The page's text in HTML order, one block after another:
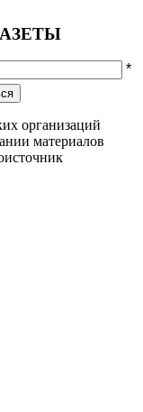
*
организаций
материалов